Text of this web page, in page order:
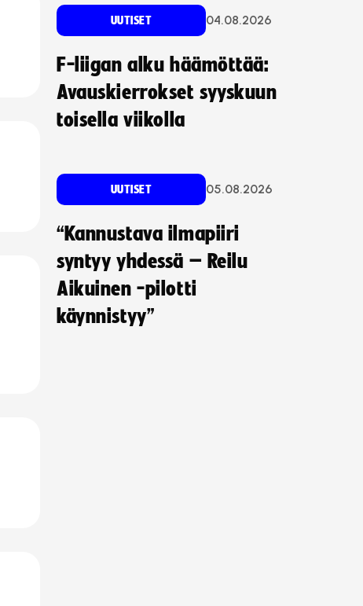
UUTISET 04.08.2026
F-liigan alku häämöttää:
Avauskierrokset syyskuun
toisella viikolla
UUTISET 05.08.2026
“Kannustava ilmapiiri
syntyy yhdessä – Reilu
Aikuinen -pilotti
käynnistyy”